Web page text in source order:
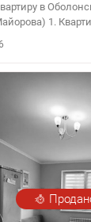
в
1.
Поруч: ТЦ,
та Сільпо,
до метро
за